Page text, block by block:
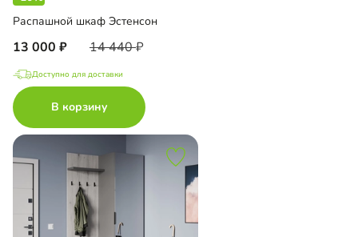
Распашной шкаф Эстенсон
13 000 14 440
Доступно для доставки
В корзину